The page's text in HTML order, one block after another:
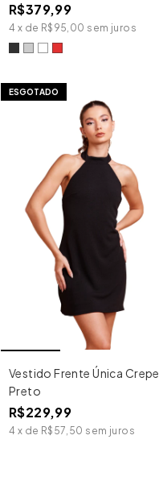
R$379,99
4 x de R$95,00 sem juros
ESGOTADO
Vestido Frente Única Crepe
Preto
R$229,99
4 x de R$57,50 sem juros